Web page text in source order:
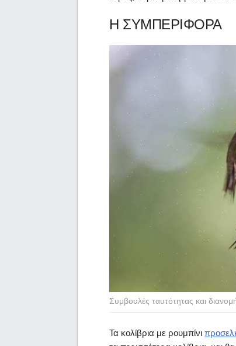
Η ΣΥΜΠΕΡΙΦΟΡΑ
Συμβουλές ταυτότητας και
Τα κολίβρια με ρουμπίνι